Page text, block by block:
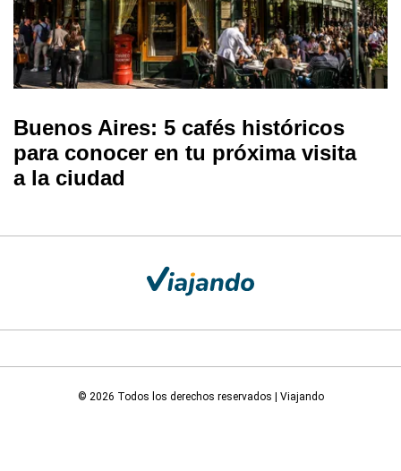
Buenos Aires: 5 cafés históricos
para conocer en tu próxima visita
a la ciudad
© 2026 Todos los derechos reservados | Viajando